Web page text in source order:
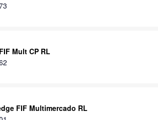
Mult CP RL
FIF Multimercado RL